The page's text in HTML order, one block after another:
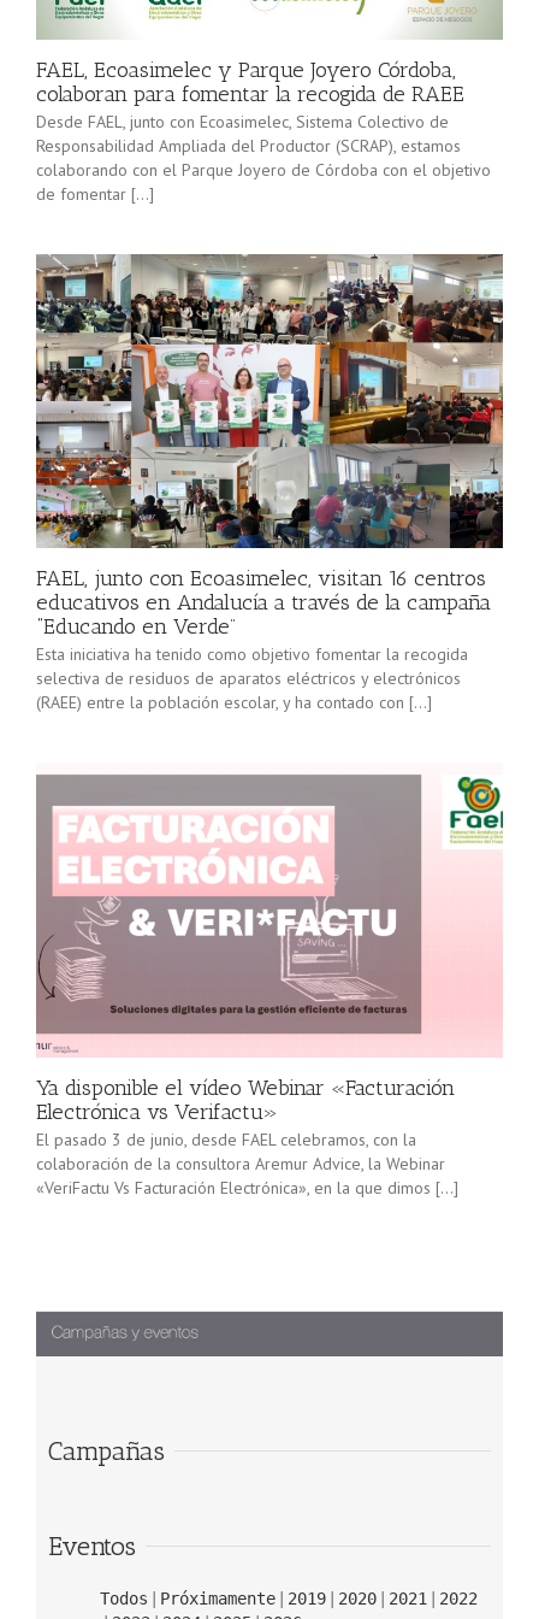
minorista”
(convocatoria
2025), pone
en marcha a
Sevilla junto
[…]
FAEL, Ecoasimelec y Parque Joyero Córdoba,
colaboran para fomentar la recogida de RAEE
Desde FAEL, junto con Ecoasimelec, Sistema Colectivo de
Responsabilidad Ampliada del Productor (SCRAP), estamos
colaborando con el Parque Joyero de Córdoba con el objetivo
de fomentar […]
FAEL, junto con Ecoasimelec, visitan 16 centros
educativos en Andalucía a través de la campaña
“Educando en Verde”
Esta iniciativa ha tenido como objetivo fomentar la recogida
selectiva de residuos de aparatos eléctricos y electrónicos
(RAEE) entre la población escolar, y ha contado con […]
Ya disponible el vídeo Webinar «Facturación
Electrónica vs Verifactu»
El pasado 3 de junio, desde FAEL celebramos, con la
colaboración de la consultora Aremur Advice, la Webinar
«VeriFactu Vs Facturación Electrónica», en la que dimos […]
Campañas
Eventos
Todos Próximamente 2019 2020 2021
2022